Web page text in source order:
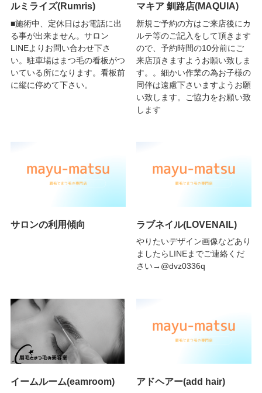
ルミライズ(Rumris)
■施術中、定休日はお電話に出
る事が出来ません。サロン
LINEよりお問い合わせ下さ
い。駐車場はまつ毛の看板がつ
いている所になります。看板前
に縦に停めて下さい。
マキア 釧路店(MAQUIA)
新規ご予約の方はご来店後にカ
ルテ等のご記入をして頂きます
ので、予約時間の10分前にご
来店頂きますようお願い致しま
す。。細かい作業の為お子様の
同伴は遠慮下さいますようお願
い致します。ご協力をお願い致
します
サロンの利用傾向 ラブネイル(LOVENAIL)
やりたいデザイン画像などあり
ましたらLINEまでご連絡くだ
さい→@dvz0336q
イームルーム(eamroom) アドヘアー(add hair)